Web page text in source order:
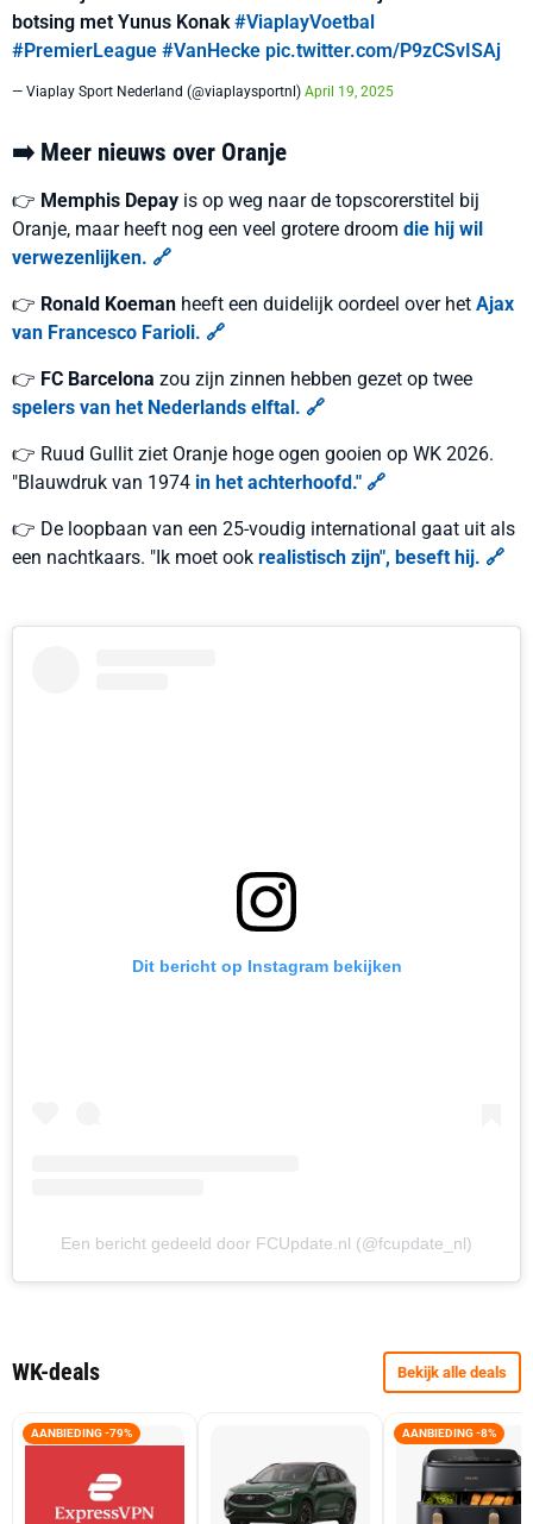
botsing met Yunus Konak#ViaplayVoetbal
#PremierLeague #VanHecke pic.twitter.com/P9zCSvISAj
— Viaplay Sport Nederland (@viaplaysportnl) April 19, 2025
➡️ Meer nieuws over Oranje
👉 Memphis Depay is op weg naar de topscorerstitel bij
Oranje, maar heeft nog een veel grotere droom die hij wil
verwezenlijken. 🔗
👉 Ronald Koeman heeft een duidelijk oordeel over het Ajax
van Francesco Farioli. 🔗
👉 FC Barcelona zou zijn zinnen hebben gezet op twee
spelers van het Nederlands elftal. 🔗
👉 Ruud Gullit ziet Oranje hoge ogen gooien op WK 2026.
"Blauwdruk van 1974 in het achterhoofd." 🔗
👉 De loopbaan van een 25-voudig international gaat uit als
een nachtkaars. "Ik moet ook realistisch zijn", beseft hij. 🔗
Dit bericht op Instagram bekijken
Een bericht gedeeld door FCUpdate.nl (@fcupdate_nl)
WK-deals Bekijk alle deals
AANBIEDING -79% AANBIEDING -8%